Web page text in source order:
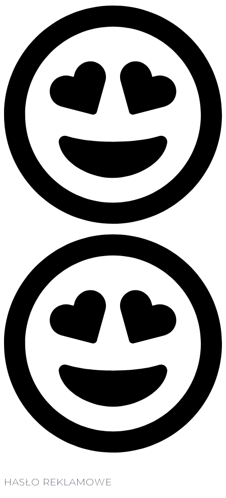
HASŁO REKLAMOWE